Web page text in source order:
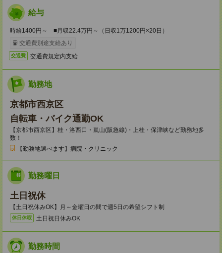
給与
時給1400円～ ■月収22.4万円～（日収1万1200円×20日）
交通費別途支給あり
交通費 交通費規定内支給
勤務地
京都市西京区
自転車・バイク通勤OK
【京都市西京区】桂・洛西口・嵐山(阪急線)・上桂・保津峡など勤務地多
数！
【勤務地選べます】病院・クリニック
勤務曜日
土日祝休
【土日祝休みOK】月～金曜日の間で週5日の希望シフト制
休日休暇 土日祝日休みOK
勤務時間